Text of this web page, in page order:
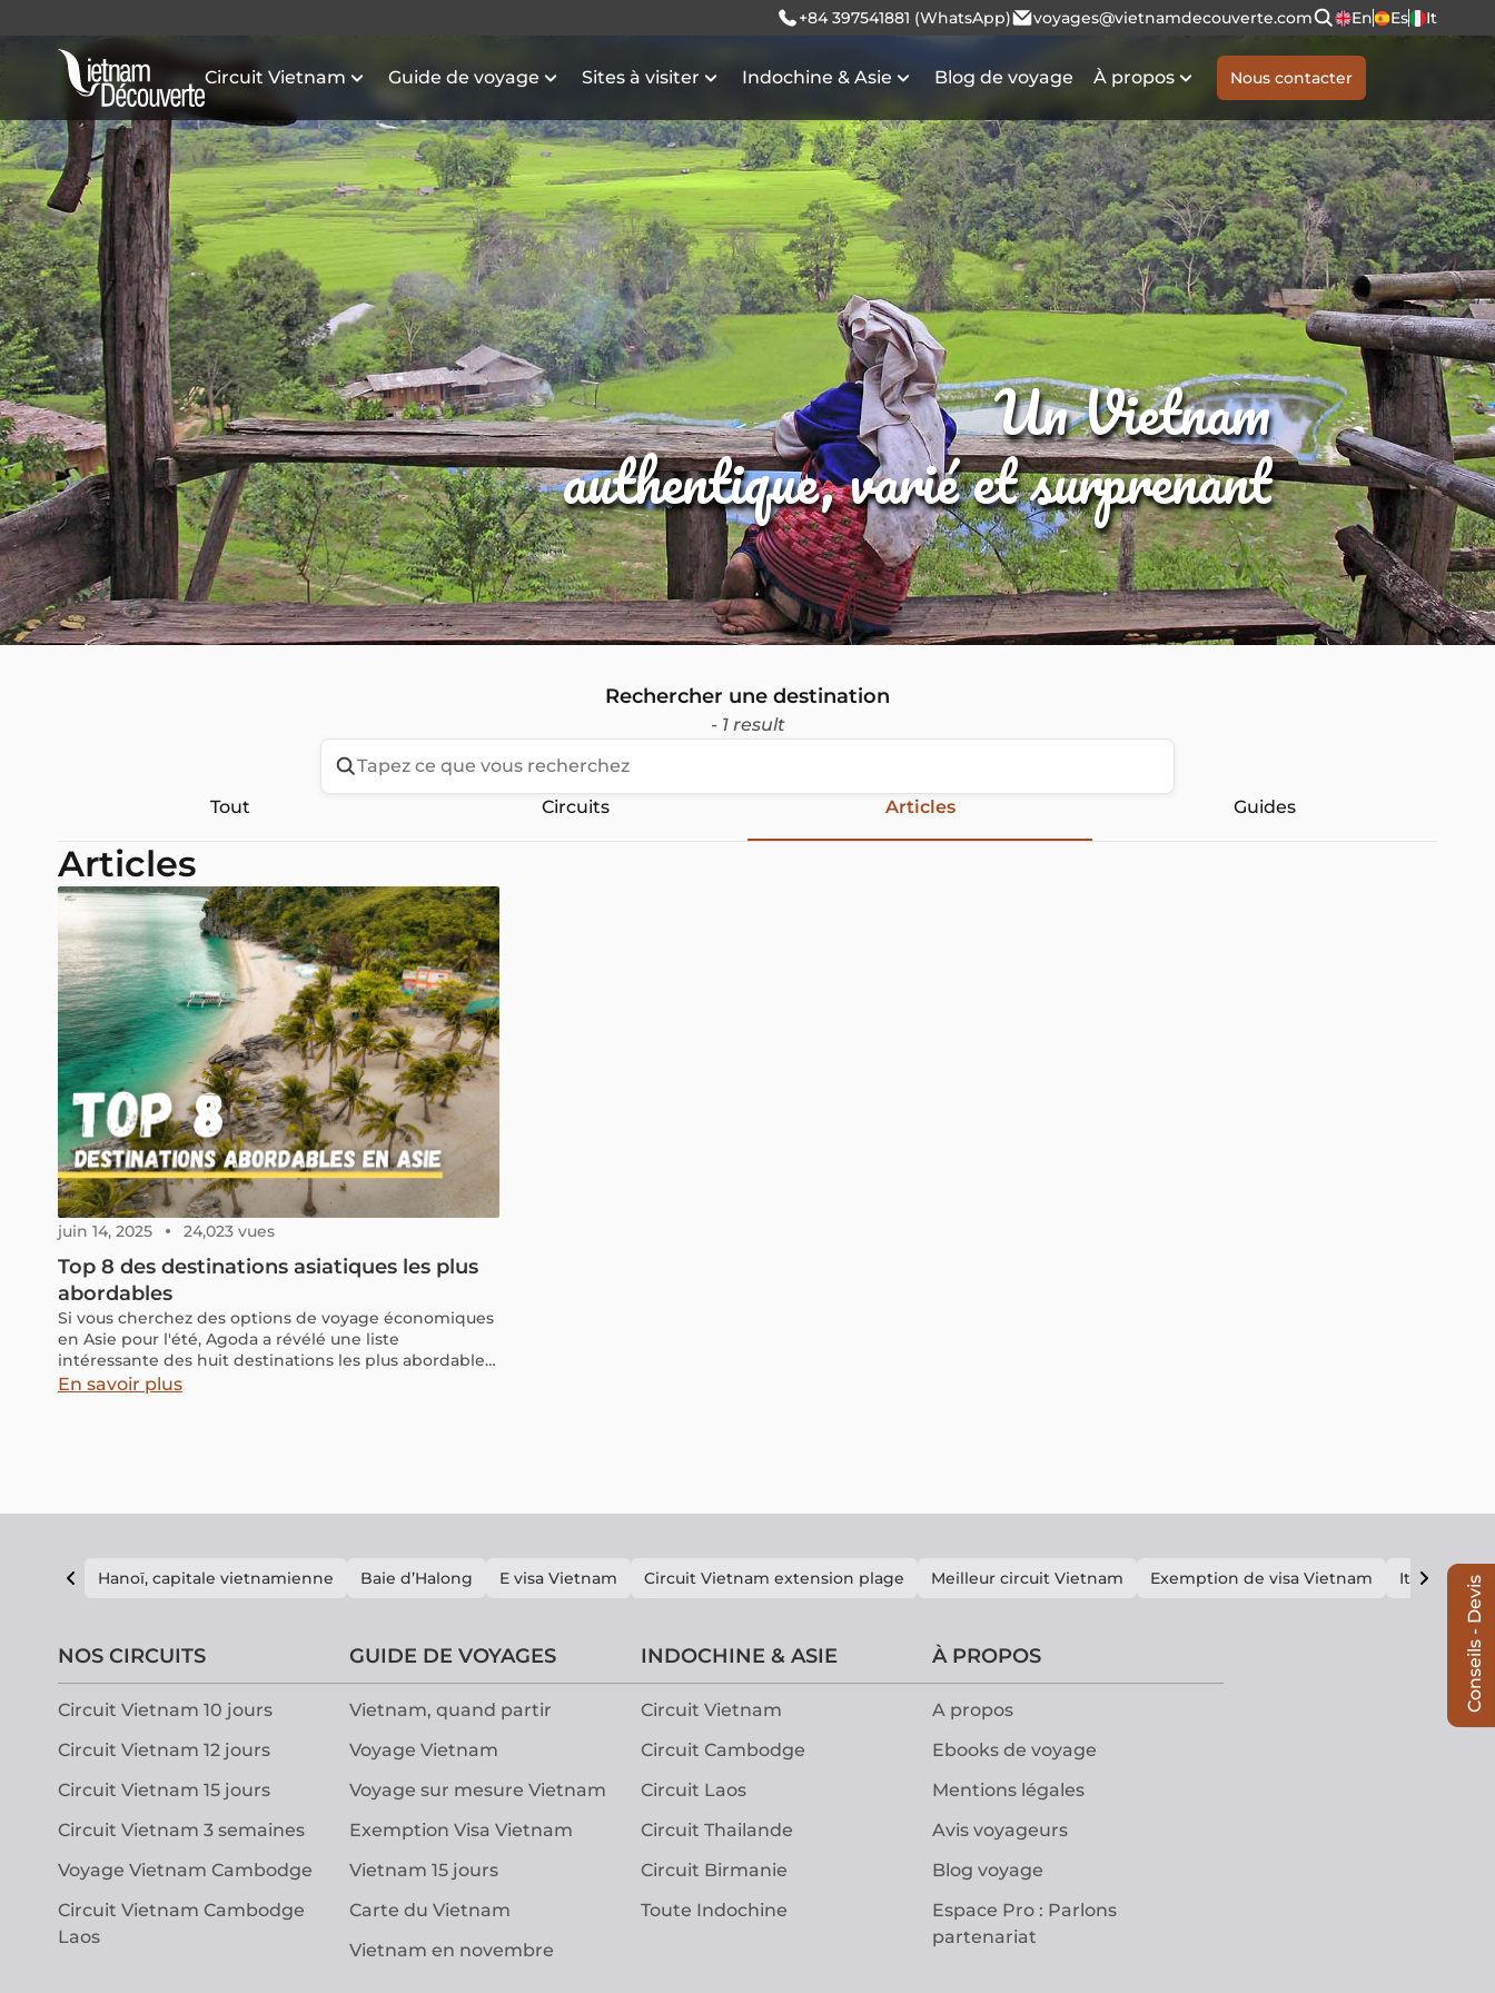
+84 397541881 (WhatsApp) voyages@vietnamdecouverte.com En Es It
Circuit Vietnam Guide de voyage Sites à visiter Indochine & Asie Blog de voyage À propos Nous contacter
Un Vietnam
authentique, varié et surprenant
Rechercher une destination
- 1 result
Tout Circuits Articles Guides
Articles
juin 14, 2025 24,023 vues
Top 8 des destinations asiatiques les plus
abordables
Si vous cherchez des options de voyage économiques
en Asie pour l'été, Agoda a révélé une liste
intéressante des huit destinations les plus abordables
pour le logement. Voici un aperçu plus détaillé de ces
En savoir plus
Hanoï, capitale vietnamienne Baie d’Halong E visa Vietnam Circuit Vietnam extension plage Meilleur circuit Vietnam Exemption de visa Vietnam Itinéraire
NOS CIRCUITS
Circuit Vietnam 10 jours
Circuit Vietnam 12 jours
Circuit Vietnam 15 jours
Circuit Vietnam 3 semaines
Voyage Vietnam Cambodge
Circuit Vietnam Cambodge
Laos
GUIDE DE VOYAGES
Vietnam, quand partir
Voyage Vietnam
Voyage sur mesure Vietnam
Exemption Visa Vietnam
Vietnam 15 jours
Carte du Vietnam
Vietnam en novembre
INDOCHINE & ASIE
Circuit Vietnam
Circuit Cambodge
Circuit Laos
Circuit Thailande
Circuit Birmanie
Toute Indochine
À PROPOS
A propos
Ebooks de voyage
Mentions légales
Avis voyageurs
Blog voyage
Espace Pro : Parlons
partenariat
Conseils - Devis